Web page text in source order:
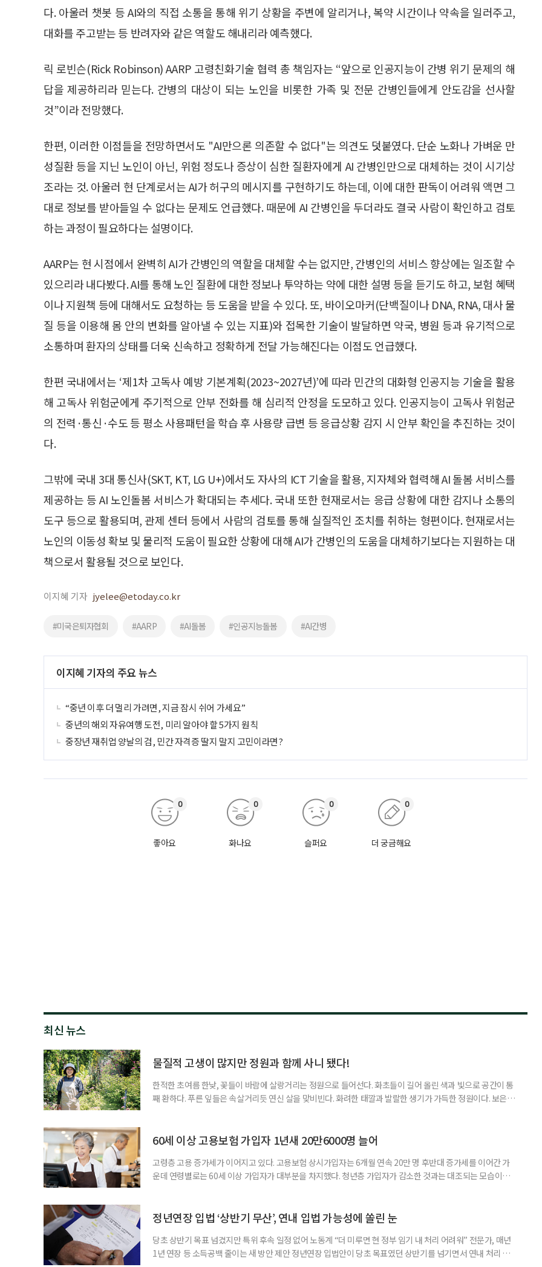
다. 아울러 챗봇 등 AI와의 직접 소통을 통해 위기 상황을 주변에 알리거나, 복약 시간이나 약속을 일러주고,
대화를 주고받는 등 반려자와 같은 역할도 해내리라 예측했다.
릭 로빈슨(Rick Robinson) AARP 고령친화기술 협력 총 책임자는 “앞으로 인공지능이 간병 위기 문제의 해
답을 제공하리라 믿는다. 간병의 대상이 되는 노인을 비롯한 가족 및 전문 간병인들에게 안도감을 선사할
것”이라 전망했다.
한편, 이러한 이점들을 전망하면서도 "AI만으론 의존할 수 없다"는 의견도 덧붙였다. 단순 노화나 가벼운 만
성질환 등을 지닌 노인이 아닌, 위험 정도나 증상이 심한 질환자에게 AI 간병인만으로 대체하는 것이 시기상
조라는 것. 아울러 현 단계로서는 AI가 허구의 메시지를 구현하기도 하는데, 이에 대한 판독이 어려워 액면 그
대로 정보를 받아들일 수 없다는 문제도 언급했다. 때문에 AI 간병인을 두더라도 결국 사람이 확인하고 검토
하는 과정이 필요하다는 설명이다.
AARP는 현 시점에서 완벽히 AI가 간병인의 역할을 대체할 수는 없지만, 간병인의 서비스 향상에는 일조할 수
있으리라 내다봤다. AI를 통해 노인 질환에 대한 정보나 투약하는 약에 대한 설명 등을 듣기도 하고, 보험 혜택
이나 지원책 등에 대해서도 요청하는 등 도움을 받을 수 있다. 또, 바이오마커(단백질이나 DNA, RNA, 대사 물
질 등을 이용해 몸 안의 변화를 알아낼 수 있는 지표)와 접목한 기술이 발달하면 약국, 병원 등과 유기적으로
소통하며 환자의 상태를 더욱 신속하고 정확하게 전달 가능해진다는 이점도 언급했다.
한편 국내에서는 ‘제1차 고독사 예방 기본계획(2023~2027년)’에 따라 민간의 대화형 인공지능 기술을 활용
해 고독사 위험군에게 주기적으로 안부 전화를 해 심리적 안정을 도모하고 있다. 인공지능이 고독사 위험군
의 전력·통신·수도 등 평소 사용패턴을 학습 후 사용량 급변 등 응급상황 감지 시 안부 확인을 추진하는 것이
다.
그밖에 국내 3대 통신사(SKT, KT, LG U+)에서도 자사의 ICT 기술을 활용, 지자체와 협력해 AI 돌봄 서비스를
제공하는 등 AI 노인돌봄 서비스가 확대되는 추세다. 국내 또한 현재로서는 응급 상황에 대한 감지나 소통의
도구 등으로 활용되며, 관제 센터 등에서 사람의 검토를 통해 실질적인 조치를 취하는 형편이다. 현재로서는
노인의 이동성 확보 및 물리적 도움이 필요한 상황에 대해 AI가 간병인의 도움을 대체하기보다는 지원하는 대
책으로서 활용될 것으로 보인다.
이지혜 기자 jyelee@etoday.co.kr
#미국은퇴자협회 #AARP #AI돌봄 #인공지능돌봄 #AI간병
이지혜 기자의 주요 뉴스
“중년 이후 더 멀리 가려면, 지금 잠시 쉬어 가세요”
중년의 해외 자유여행 도전, 미리 알아야 할 5가지 원칙
중장년 재취업 양날의 검, 민간 자격증 딸지 말지 고민이라면?
좋아요
0
화나요
0
슬퍼요
0
더 궁금해요
0
최신 뉴스
물질적 고생이 많지만 정원과 함께 사니 됐다!
한적한 초여름 한낮, 꽃들이 바람에 살랑거리는 정원으로 들어선다. 화초들이 길어 올린 색과 빛으로 공간이 통
째 환하다. 푸른 잎들은 속살거리듯 연신 살을 맞비빈다. 화려한 태깔과 발랄한 생기가 가득한 정원이다. 보은군
삶을 과감하게 리셋하기 위해 서울을 뒤로하고 시골 생활을 시작한 지 올해로 16년째. 그간
60세 이상 고용보험 가입자 1년새 20만6000명 늘어
고령층 고용 증가세가 이어지고 있다. 고용보험 상시가입자는 6개월 연속 20만 명 후반대 증가세를 이어간 가
운데 연령별로는 60세 이상 가입자가 대부분을 차지했다. 청년층 가입자가 감소한 것과는 대조되는 모습이다.
연속 20만 명 후반대 증가를 이어갔다. 연령별로 보면 60세 이상 고용보험 가입자수는 29
정년연장 입법 ‘상반기 무산’, 연내 입법 가능성에 쏠린 눈
당초 상반기 목표 넘겼지만 특위 후속 일정 없어 노동계 “더 미루면 현 정부 임기 내 처리 어려워” 전문가, 매년
1년 연장 등 소득공백 줄이는 새 방안 제안 정년연장 입법안이 당초 목표였던 상반기를 넘기면서 연내 처리 여